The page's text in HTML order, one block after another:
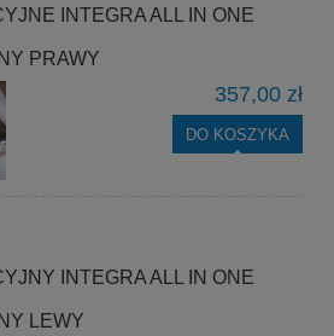
INTEGRA ALL IN ONE
PRAWY
357,00 zł
DO KOSZYKA
INTEGRA ALL IN ONE
LEWY